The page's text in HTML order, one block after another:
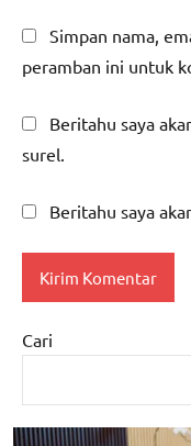
Simpan nama,
peramban ini untuk
Beritahu saya
surel.
Beritahu saya
Cari